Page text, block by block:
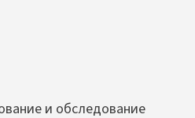
и обследование